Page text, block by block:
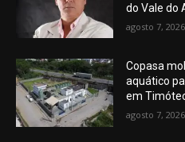
do Vale do
agosto 7, 2026
Copasa
aquático
em
agosto 7, 2026